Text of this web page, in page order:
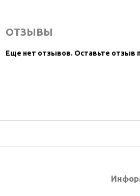
ОТЗЫВЫ
Еще нет отзывов. Оставьте отзыв